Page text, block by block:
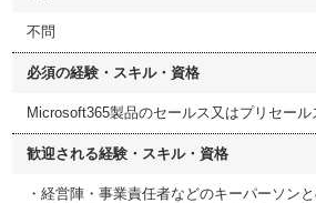
不問
必須の経験・スキル・資格
Microsoft365製品のセールス又はプリセール
歓迎される経験・スキル・資格
・経営陣・事業責任者などのキーパーソン